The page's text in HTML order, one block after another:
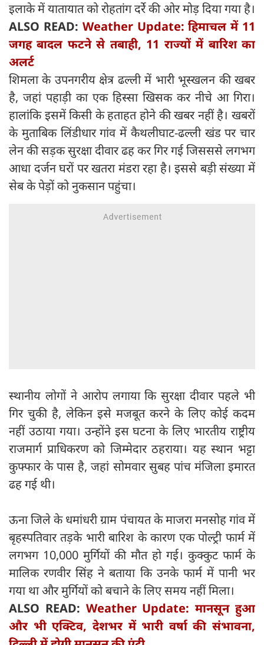
इलाके में यातायात को रोहतांग दर्रे की ओर मोड़ दिया गया है।
ALSO READ: Weather Update: हिमाचल में 11
जगह बादल फटने से तबाही, 11 राज्यों में बारिश का
अलर्ट
शिमला के उपनगरीय क्षेत्र ढल्ली में भारी भूस्खलन की खबर
है, जहां पहाड़ी का एक हिस्सा खिसक कर नीचे आ गिरा।
हालांकि इसमें किसी के हताहत होने की खबर नहीं है। खबरों
के मुताबिक लिंडीधार गांव में कैथलीघाट-ढल्ली खंड पर चार
लेन की सड़क सुरक्षा दीवार ढह कर गिर गई जिसससे लगभग
आधा दर्जन घरों पर खतरा मंडरा रहा है। इससे बड़ी संख्या में
सेब के पेड़ों को नुकसान पहुंचा।
स्थानीय लोगों ने आरोप लगाया कि सुरक्षा दीवार पहले भी
गिर चुकी है, लेकिन इसे मजबूत करने के लिए कोई कदम
नहीं उठाया गया। उन्होंने इस घटना के लिए भारतीय राष्ट्रीय
राजमार्ग प्राधिकरण को जिम्मेदार ठहराया। यह स्थान भट्टा
कुफ्फार के पास है, जहां सोमवार सुबह पांच मंजिला इमारत
ढह गई थी।
ऊना जिले के धमांधरी ग्राम पंचायत के माजरा मनसोह गांव में
बृहस्पतिवार तड़के भारी बारिश के कारण एक पोल्ट्री फार्म में
लगभग 10,000 मुर्गियों की मौत हो गई। कुक्कुट फार्म के
मालिक रणवीर सिंह ने बताया कि उनके फार्म में पानी भर
गया था और मुर्गियों को बचाने के लिए समय नहीं मिला।
ALSO READ: Weather Update: मानसून हुआ
और भी एक्टिव, देशभर में भारी वर्षा की संभावना,